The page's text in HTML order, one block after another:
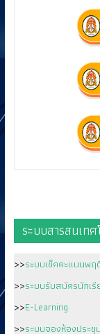
ระบบสารสนเท
>>ระบบเช็คคะแนนพ
>>ระบบรับสมัครนักเ
>>E-Learning
>>ระบบจองห้องประ